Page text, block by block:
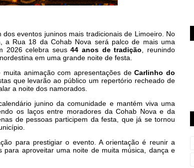
eventos juninos mais tradicionais de Limoeiro. No
a Rua 18 da Cohab Nova será palco de mais uma
2026 celebra seus44 anos de tradição , reunindo
em uma grande noite de festa.
muita animação com apresentações deCarlinho do
que levarão ao público um repertório recheado de
a noite dos namorados.
junino da comunidade e mantém viva uma
os laços entre moradores da Cohab Nova e da
de pessoas participem da festa, que já se tornou
para prestigiar o evento. A orientação é reunir a
para aproveitar uma noite de muita música, dança e